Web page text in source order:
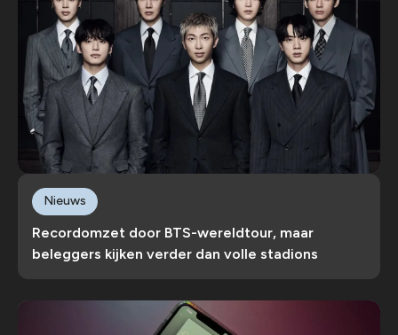
Recordomzet door BTS-wereldtour, maar
beleggers kijken verder dan volle stadions
Nieuws